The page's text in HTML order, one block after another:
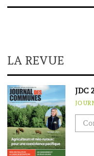
LA REVUE
JDC